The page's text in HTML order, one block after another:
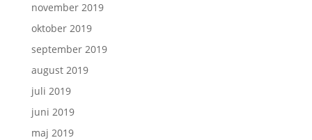
november 2019
oktober 2019
september 2019
august 2019
juli 2019
juni 2019
maj 2019